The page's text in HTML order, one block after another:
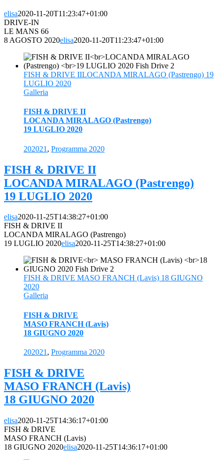
elisa2020-11-20T11:23:47+01:00
DRIVE-IN
LE MANS 66
8 AGOSTO 2020elisa2020-11-20T11:23:47+01:00
FISH & DRIVE IILOCANDA MIRALAGO (Pastrengo) 19
LUGLIO 2020
Galleria
FISH & DRIVE II
LOCANDA MIRALAGO (Pastrengo)
19 LUGLIO 2020
202021 , Programma 2020
FISH & DRIVE II
LOCANDA MIRALAGO (Pastrengo)
19 LUGLIO 2020
elisa2020-11-25T14:38:27+01:00
FISH & DRIVE II
LOCANDA MIRALAGO (Pastrengo)
19 LUGLIO 2020elisa2020-11-25T14:38:27+01:00
FISH & DRIVE MASO FRANCH (Lavis) 18 GIUGNO
2020
Galleria
FISH & DRIVE
MASO FRANCH (Lavis)
18 GIUGNO 2020
202021 , Programma 2020
FISH & DRIVE
MASO FRANCH (Lavis)
18 GIUGNO 2020
elisa2020-11-25T14:36:17+01:00
FISH & DRIVE
MASO FRANCH (Lavis)
18 GIUGNO 2020elisa2020-11-25T14:36:17+01:00